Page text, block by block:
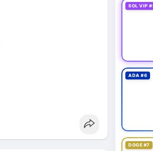
SOL VIP
ADA #6
DOGE #7